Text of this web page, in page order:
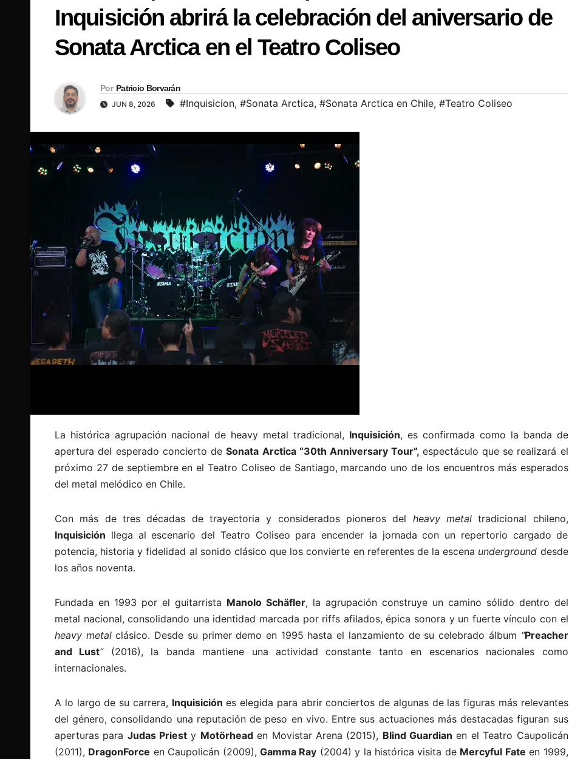
Inquisición abrirá la celebración del aniversario de
Sonata Arctica en el Teatro Coliseo
Por Patricio Borvarán
JUN 8, 2026 #Inquisicion, #Sonata Arctica, #Sonata Arctica en Chile, #Teatro Coliseo
La histórica agrupación nacional de heavy metal tradicional, Inquisición, es confirmada como la banda de
apertura del esperado concierto deSonata Arctica “30th Anniversary Tour”, espectáculo que se realizará el
próximo 27 de septiembre en el Teatro Coliseo de Santiago, marcando uno de los encuentros más esperados
del metal melódico en Chile.
Con más de tres décadas de trayectoria y considerados pioneros del heavy metaltradicional chileno,
Inquisición llega al escenario del Teatro Coliseo para encender la jornada con un repertorio cargado de
potencia, historia y fidelidad al sonido clásico que los convierte en referentes de la escena underground desde
los años noventa.
Fundada en 1993 por el guitarrista Manolo Schäfler, la agrupación construye un camino sólido dentro del
metal nacional, consolidando una identidad marcada por riffs afilados, épica sonora y un fuerte vínculo con el
heavy metalclásico. Desde su primer demo en 1995 hasta el lanzamiento de su celebrado álbum “Preacher
and Lust”(2016), la banda mantiene una actividad constante tanto en escenarios nacionales como
internacionales.
A lo largo de su carrera, Inquisición es elegida para abrir conciertos de algunas de las figuras más relevantes
del género, consolidando una reputación de peso en vivo. Entre sus actuaciones más destacadas figuran sus
aperturas para Judas Priest y Motörheaden Movistar Arena (2015), Blind Guardian en el Teatro Caupolicán
(2011), DragonForce en Caupolicán (2009),Gamma Ray (2004) y la histórica visita de Mercyful Fate en 1999,